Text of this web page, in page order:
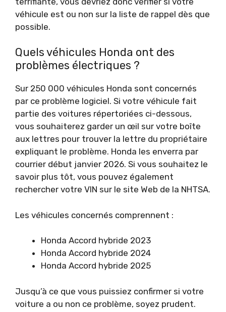
véhicule est ou non sur la liste de rappel dès que
possible.
Quels véhicules Honda ont des
problèmes électriques ?
Sur 250 000 véhicules Honda sont concernés
par ce problème logiciel. Si votre véhicule fait
partie des voitures répertoriées ci-dessous,
vous souhaiterez garder un œil sur votre boîte
aux lettres pour trouver la lettre du propriétaire
expliquant le problème. Honda les enverra par
courrier début janvier 2026. Si vous souhaitez le
savoir plus tôt, vous pouvez également
rechercher votre VIN sur le site Web de la NHTSA.
Les véhicules concernés comprennent :
Honda Accord hybride 2023
Honda Accord hybride 2024
Honda Accord hybride 2025
Jusqu’à ce que vous puissiez confirmer si votre
voiture a ou non ce problème, soyez prudent.